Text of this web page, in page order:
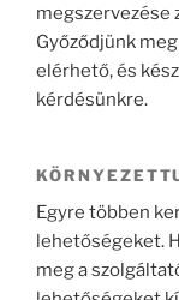
megszervezése
Győződjünk
elérhető, és
kérdésünkre.
Egyre többen
lehetőségeket.
meg a